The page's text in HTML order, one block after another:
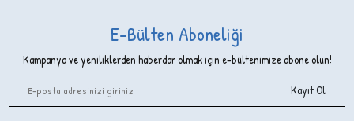
E-Bülten Aboneliği
Kampanya ve yeniliklerden haberdar olmak için e-bültenimize abone olun!
Kayıt Ol